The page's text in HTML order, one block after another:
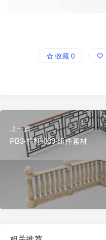
收藏 0
上一篇
PB3-栏杆-009-组件素材